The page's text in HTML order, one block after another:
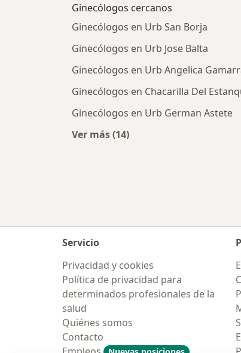
Ginecólogos cercanos
Ginecólogos en Urb San Borja
Ginecólogos en Urb Jose Balta
Ginecólogos en Urb Angelica
Ginecólogos en Chacarilla Del
Ginecólogos en Urb German Astete
Ver más (14)
Más en esta categoría:
Servicio
Privacidad y cookies
Política de privacidad para
determinados profesionales de la
salud
Quiénes somos
Contacto